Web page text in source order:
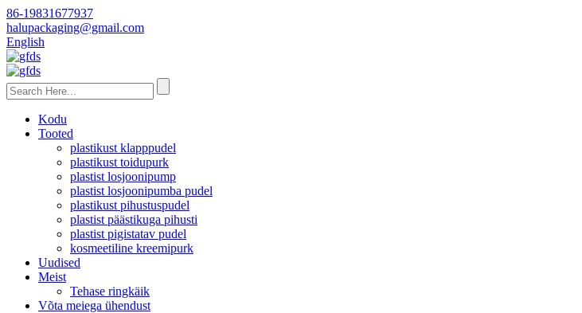
86-19831677937
halupackaging@gmail.com
English
Kodu
Tooted
plastikust klapppudel
plastikust toidupurk
plastist losjoonipump
plastist losjoonipumba pudel
plastikust pihustuspudel
plastist päästikuga pihusti
plastist pigistatav pudel
kosmeetiline kreemipurk
Uudised
Meist
Tehase ringkäik
Võta meiega ühendust